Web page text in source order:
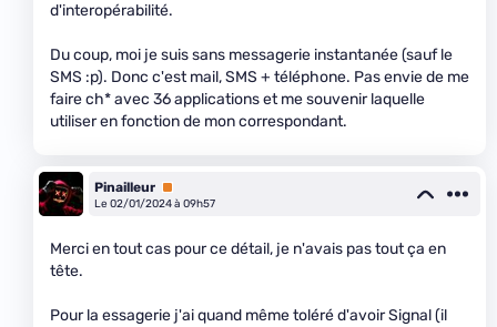
d'interopérabilité.
Du coup, moi je suis sans messagerie instantanée (sauf le
SMS :p). Donc c'est mail, SMS + téléphone. Pas envie de me
faire ch* avec 36 applications et me souvenir laquelle
utiliser en fonction de mon correspondant.
Pinailleur Premium
Le 02/01/2024 à 09h57
Merci en tout cas pour ce détail, je n'avais pas tout ça en
tête.
Pour la essagerie j'ai quand même toléré d'avoir Signal (il